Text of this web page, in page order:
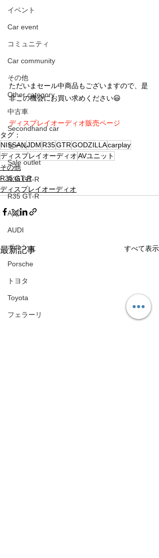
イベント
Car event
コミュニティ
Car community
その他
Other category
中古車
Secondhand car
セール
Sale outlet
R35 GT-R
R35 GT-R
AUDI
AUDI
ポルシェ
Porsche
トヨタ
Toyota
フェラーリ
ただいまセール中商品もございますので、是
非この機会にお買い求めください😃
ディスプレイオーディオ販売ページ
タグ：
NISSANJDM R35GTRGODZILLAcarplay
ディスプレイオーディオAVユニット
その他
R35 GT-R
ディスプレイオーディオ
最新記事 すべて表示